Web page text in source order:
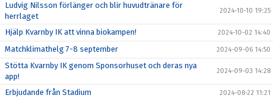
Ludvig Nilsson förlänger och blir huvudtränare för
herrlaget
2024-10-10 19:25
Hjälp Kvarnby IK att vinna biokampen! 2024-10-02 14:40
Matchklimathelg 7-8 september 2024-09-06 14:50
Stötta Kvarnby IK genom Sponsorhuset och deras nya
app!
2024-09-03 14:28
Erbjudande från Stadium 2024-08-22 11:21